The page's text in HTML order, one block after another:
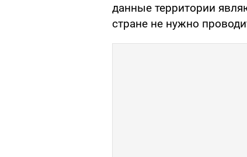
данные территории
стране не нужно